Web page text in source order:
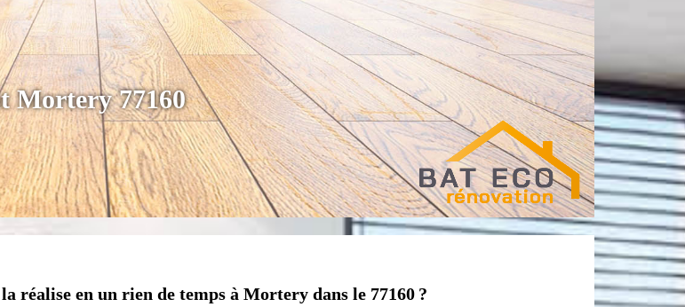
Mortery 77160
réalise en un rien de temps à Mortery dans le 77160 ?